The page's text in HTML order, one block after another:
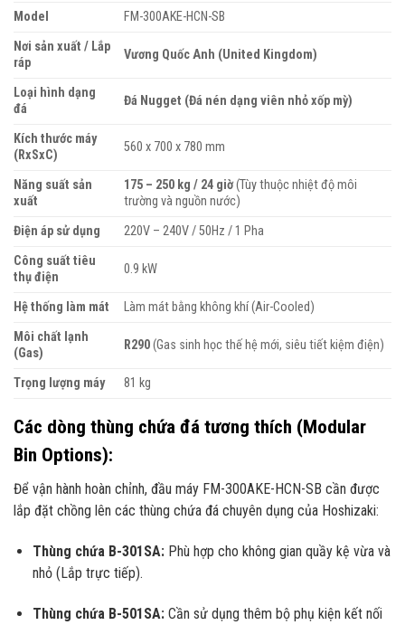
Model
FM-300AKE-HCN-SB
Nơi sản xuất / Lắp
ráp
Vương Quốc Anh (United Kingdom)
Loại hình dạng
đá
Đá Nugget (Đá nén dạng viên nhỏ xốp mỳ)
Kích thước máy
(RxSxC)
560 x 700 x 780 mm
Năng suất sản
xuất
175 – 250 kg / 24 giờ(Tùy thuộc nhiệt độ môi
trường và nguồn nước)
Điện áp sử dụng
220V – 240V / 50Hz / 1 Pha
Công suất tiêu
thụ điện
0.9 kW
Hệ thống làm mát
Làm mát bằng không khí (Air-Cooled)
Môi chất lạnh
(Gas)
R290(Gas sinh học thế hệ mới, siêu tiết kiệm điện)
Trọng lượng máy 81 kg
Các dòng thùng chứa đá tương thích (Modular
Bin Options):
Để vận hành hoàn chỉnh, đầu máy FM-300AKE-HCN-SB cần được
lắp đặt chồng lên các thùng chứa đá chuyên dụng của Hoshizaki:
Thùng chứa B-301SA:Phù hợp cho không gian quầy kệ vừa và
nhỏ (Lắp trực tiếp).
Thùng chứa B-501SA:Cần sử dụng thêm bộ phụ kiện kết nối